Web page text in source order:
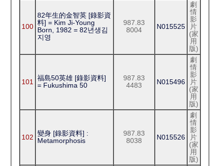
100
82年生的金智英 [錄影資
料] = Kim Ji-Young
Born, 1982 = 82년생김
지영
987.83
8004
N015525
劇
情
影
片
(家
用
版)
101
福島50英雄 [錄影資料]
= Fukushima 50
987.83
4483
N015496
劇
情
影
片
(家
用
版)
102 變身 [錄影資料] :
Metamorphosis
987.83
8038
N015526
劇
情
影
片
(家
用
版)